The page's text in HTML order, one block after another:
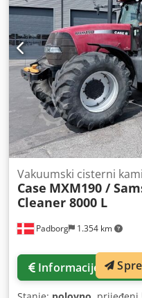
Padborg 1.354 km
Vakuumski cisterni
Case MXM190 /
Cleaner 8000 L
Informacije o cijeni